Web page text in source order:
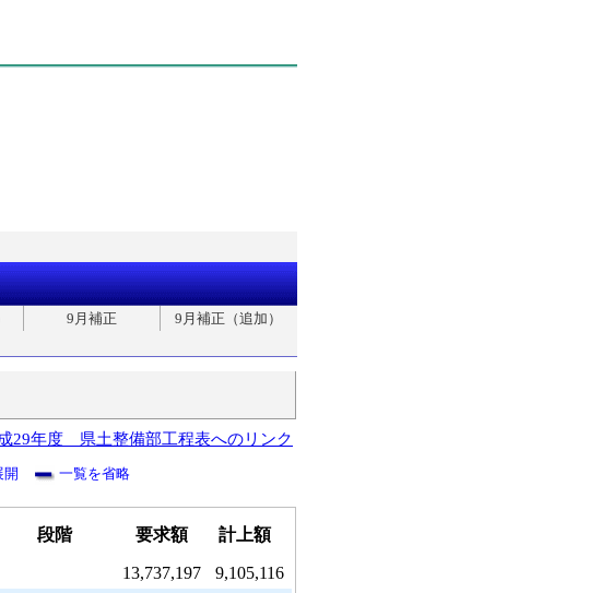
9月補正
9月補正（追加）
29年度 県土整備部工程表へのリンク
開 一覧を省略
段階 要求額 計上額
13,737,197
9,105,116